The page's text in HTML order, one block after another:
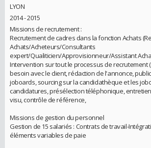
LYON
2014 - 2015
Missions de recrutement :
Recrutement de cadres dans la fonction Achats
Achats/Acheteurs/Consultants
expert/Qualiticien/Approvisionneur/Assistant
Intervention sur tout le processus de recrutement
besoin avec le client, rédaction de l'annonce,
joboards, sourcing sur la candidathèque et les
candidatures, présélection téléphonique,
visu, contrôle de référence,
Missions de gestion du personnel
Gestion de 15 salariés : Contrats de travail-
éléments variables de paie